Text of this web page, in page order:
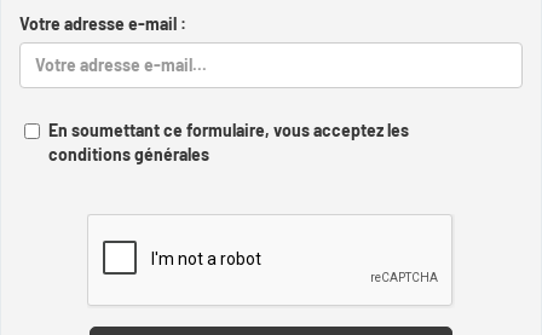
Votre adresse e-mail :
En soumettant ce formulaire, vous acceptez les
conditions générales